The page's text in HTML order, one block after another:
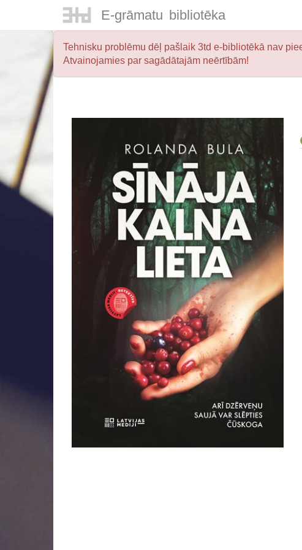
E-grāmatu bibliotēka
Tehnisku problēmu dēļ pašlaik 3td e-bibliotēkā nav
Atvainojamies par sagādātajām neērtībām!